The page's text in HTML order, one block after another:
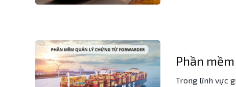
Phần
Trong lĩnh vực